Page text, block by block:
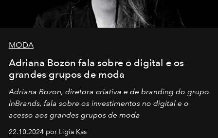
MODA
Adriana Bozon fala sobre o digital e os
grandes grupos de moda
Adriana Bozon, diretora criativa e de branding do grupo
InBrands, fala sobre os investimentos no digital e o
acesso aos grandes grupos de moda
22.10.2024 por Ligia Kas